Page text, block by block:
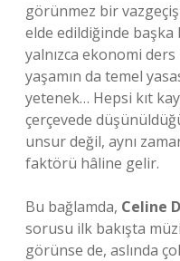
görünmez bir
elde edildiğinde başka
yalnızca ekonomi
yaşamın da temel
yetenek… Hepsi kıt
çerçevede
unsur değil, aynı
faktörü hâline gelir.
Bu bağlamda, Celine
sorusu ilk bakışta
görünse de, aslında